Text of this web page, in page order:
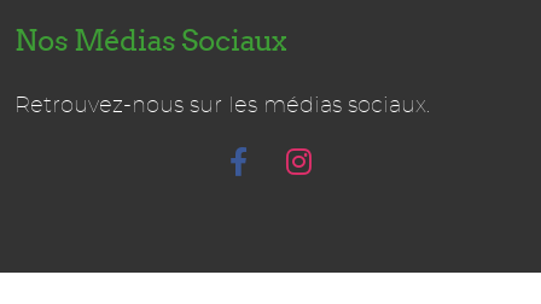
Nos Médias Sociaux
Retrouvez-nous sur les médias sociaux.